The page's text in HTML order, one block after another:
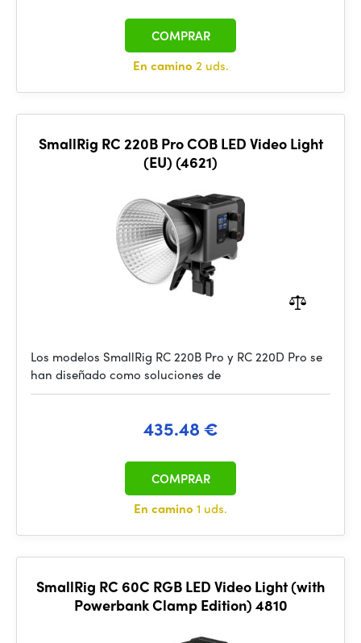
En camino 2 uds.
COMPRAR
SmallRig RC 220B Pro COB LED Video Light
(EU) (4621)
Los modelos SmallRig RC 220B Pro y RC 220D Pro se
han diseñado como soluciones de
435.48 €
En camino 1 uds.
COMPRAR
SmallRig RC 60C RGB LED Video Light (with
Powerbank Clamp Edition) 4810